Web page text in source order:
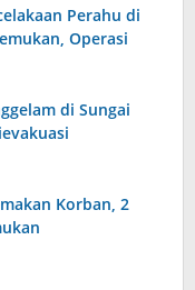
Perahu di
Operasi
di Sungai
Korban, 2